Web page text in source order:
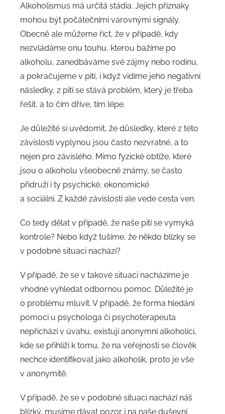
Alkoholismus má určitá stádia. Jejich příznaky
mohou být počátečními varovnými signály.
Obecně ale můžeme říct, že v případě, kdy
nezvládáme onu touhu, kterou bažíme po
alkoholu, zanedbáváme své zájmy nebo rodinu,
a pokračujeme v pití, i když vidíme jeho negativní
následky, z pití se stává problém, který je třeba
řešit, a to čím dříve, tím lépe.
Je důležité si uvědomit, že důsledky, které z této
závislosti vyplynou jsou často nezvratné, a to
nejen pro závislého. Mimo fyzické obtíže, které
jsou o alkoholu všeobecně známy, se často
přidruží i ty psychické, ekonomické
a sociální. Z každé závislosti ale vede cesta ven.
Co tedy dělat v případě, že naše pití se vymyká
kontrole? Nebo když tušíme, že někdo blízky se
v podobné situaci nachází?
V případě, že se v takové situaci nacházíme je
vhodné vyhledat odbornou pomoc. Důležité je
o problému mluvit. V případě, že forma hledání
pomoci u psychologa či psychoterapeuta
nepřichází v úvahu, existují anonymní alkoholici,
kde se přihlíží k tomu, že na veřejnosti se člověk
nechce identifikovat jako alkoholik, proto je vše
v anonymitě.
V případě, že se v podobné situaci nachází náš
blízký, musíme dávat pozor i na naše duševní